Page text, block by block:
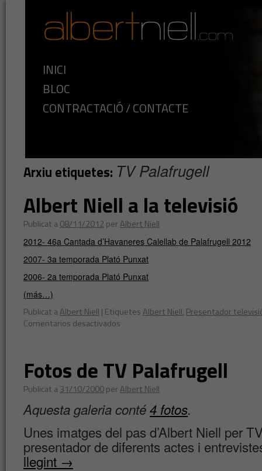
INICI
BLOC
CONTRACTACIÓ / CONTACTE
Arxiu etiquetes: TV Palafrugell
Albert Niell a la televisió
Publicat a08/11/2012 perAlbert Niell
2012- 46a Cantada d’Havaneres Calellab de Palafrugell 2012
2007- 3a temporada Plató Punxat
2006- 2a temporada Plató Punxat
(más…)
Publicat aAlbert Niell | EtiquetesAlbert Niell, Presentador
Comentarios desactivados
Fotos de TV Palafrugell
Publicat a31/10/2000perAlbert Niell
Aquesta galeria conté4 fotos.
Unes imatges del pas d’Albert Niell per
presentador de diferents actes i
llegint →